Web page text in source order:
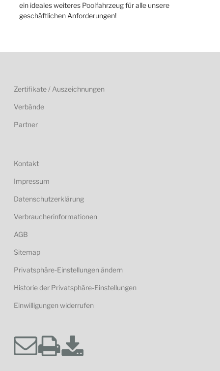
ein ideales weiteres Poolfahrzeug für alle unsere
geschäftlichen Anforderungen!
Zertifikate / Auszeichnungen
Verbände
Partner
Kontakt
Impressum
Datenschutzerklärung
Verbraucherinformationen
AGB
Sitemap
Privatsphäre-Einstellungen ändern
Historie der Privatsphäre-Einstellungen
Einwilligungen widerrufen